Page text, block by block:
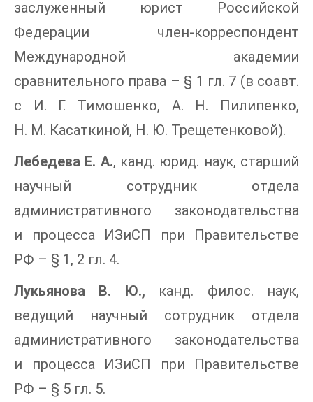
заслуженный юрист Российской
Федерации член-корреспондент
Международной академии
сравнительного права – § 1 гл. 7 (в соавт.
с И. Г. Тимошенко, А. Н. Пилипенко,
Н. М. Касаткиной, Н. Ю. Трещетенковой).
Лебедева Е. А., канд. юрид. наук, старший
научный сотрудник отдела
административного законодательства
и процесса ИЗиСП при Правительстве
РФ – § 1, 2 гл. 4.
Лукьянова В. Ю., канд. филос. наук,
ведущий научный сотрудник отдела
административного законодательства
и процесса ИЗиСП при Правительстве
РФ – § 5 гл. 5.